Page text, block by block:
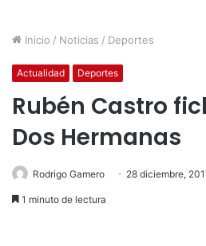
Inicio / Noticias / Deportes
Actualidad Deportes
Rubén Castro
Dos Hermanas
Rodrigo Gamero 28 diciembre,
1 minuto de lectura